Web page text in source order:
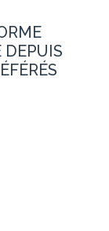
DEPUIS